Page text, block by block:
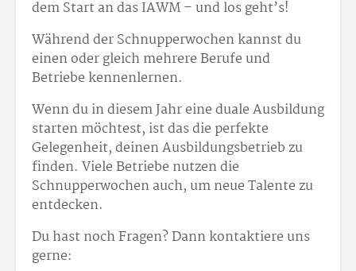
dem Start an das IAWM – und los geht’s!
Während der Schnupperwochen kannst du
einen oder gleich mehrere Berufe und
Betriebe kennenlernen.
Wenn du in diesem Jahr eine duale Ausbildung
starten möchtest, ist das die perfekte
Gelegenheit, deinen Ausbildungsbetrieb zu
finden. Viele Betriebe nutzen die
Schnupperwochen auch, um neue Talente zu
entdecken.
Du hast noch Fragen? Dann kontaktiere uns
gerne: